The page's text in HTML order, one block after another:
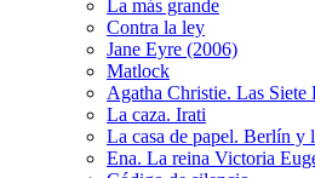
La más grande
Contra la ley
Jane Eyre (2006)
Matlock
Agatha Christie. Las Siete
La caza. Irati
La casa de papel. Berlín y
Ena. La reina Victoria